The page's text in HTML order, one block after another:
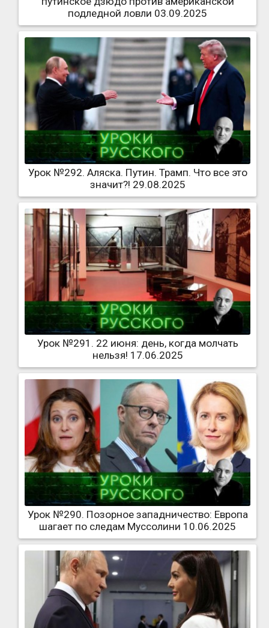
подледной ловли 03.09.2025
Урок №292. Аляска. Путин. Трамп. Что все это
значит?! 29.08.2025
Урок №291. 22 июня: день, когда молчать
нельзя! 17.06.2025
Урок №290. Позорное западничество: Европа
шагает по следам Муссолини 10.06.2025